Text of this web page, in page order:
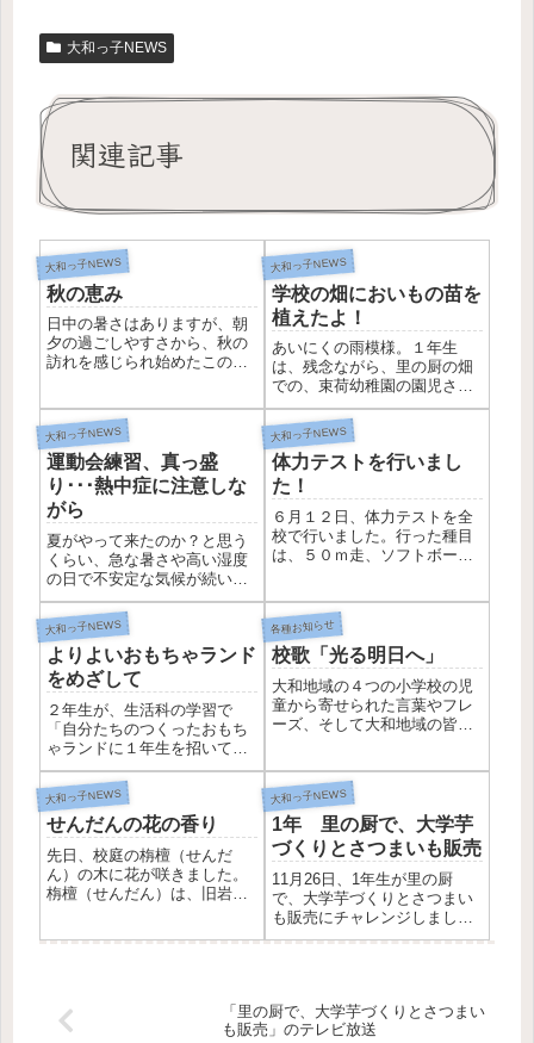
大和っ子NEWS
関連記事
大和っ子NEWS
秋の恵み
日中の暑さはありますが、朝
夕の過ごしやすさから、秋の
訪れを感じられ始めたこの頃
めました。登校してきた1年生
は、あさがおの種とりに夢中
です。手のひらいっぱいにと
れた種をうれしそうに見せる1
年...
大和っ子NEWS
学校の畑においもの苗を
植えたよ！
あいにくの雨模様。１年生
は、残念ながら、里の厨の畑
での、束荷幼稚園の園児さん
たちとのさつまいもの苗植え
はできませんでしたが、雨の
隙間をみて、おいもの先生か
らいただいた苗を、学校の畑
に植えることにしました。担
任の先生と、おいもの先生か
ら教えい...
大和っ子NEWS
運動会練習、真っ盛
り･･･熱中症に注意しな
がら
夏がやって来たのか？と思う
くらい、急な暑さや高い湿度
の日で不安定な気候が続いて
いますが、子どもたちは31日
の運動会に向けて、練習をが
んばっています。【室内での
練習】【屋外での練習】こん
なときに気になるのが熱中症
です。まだ暑さに体が慣れて
いな...
大和っ子NEWS
体力テストを行いまし
た！
６月１２日、体力テストを全
校で行いました。行った種目
は、５０ｍ走、ソフトボール
でに、体育委員会を中心に、
練習する場を設定したり、そ
れぞれの種目のこつを伝えた
りしました。当日は、昨年度
の記録...
大和っ子NEWS
よりよいおもちゃランド
をめざして
２年生が、生活科の学習で
「自分たちのつくったおもち
ゃランドに１年生を招いて楽
しんでもらおう」と着々と準
備を進めています。１０月３
日は、各グループのコーナー
を互いに試してみて、もらっ
た「グッドポイント（よいと
ころ）」と「パワーアップポ
イント（...
各種お知らせ
校歌「光る明日へ」
大和地域の４つの小学校の児
童から寄せられた言葉やフレ
ーズ、そして大和地域の皆さ
ングライターの川嶋あいさん
に作詞・作曲していただいた
校歌です。テーマは『自分自
身を信じること』。新たに誕
生する...
大和っ子NEWS
せんだんの花の香り
先日、校庭の栴檀（せんだ
ん）の木に花が咲きました。
栴檀（せんだん）は、旧岩田
よい香りのする木だそうで
す。しかし...
大和っ子NEWS
1年 里の厨で、大学芋
づくりとさつまいも販売
11月26日、1年生が里の厨
で、大学芋づくりとさつまい
も販売にチャレンジしまし
た。【大学芋づくり】生活改
にチャレンジさせていただき
ました。光市の発祥であるカ
「里の厨で、大学芋づくりとさつまい
も販売」のテレビ放送